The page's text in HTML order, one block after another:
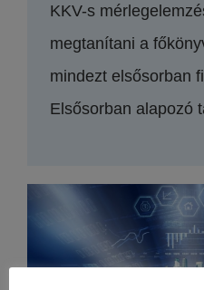
KKV-s
megtanítani a
mindezt elsősorban
Elsősorban alapozó